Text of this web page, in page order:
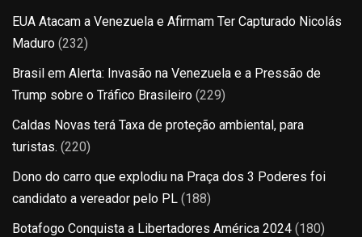
EUA Atacam a Venezuela e Afirmam Ter Capturado Nicolás
Maduro (232)
Brasil em Alerta: Invasão na Venezuela e a Pressão de
Trump sobre o Tráfico Brasileiro (229)
Caldas Novas terá Taxa de proteção ambiental, para
turistas. (220)
Dono do carro que explodiu na Praça dos 3 Poderes foi
candidato a vereador pelo PL (188)
Botafogo Conquista a Libertadores América 2024 (180)